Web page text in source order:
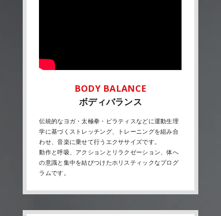
ボディバランス
伝統的なヨガ・太極拳・ピラティスなどに運動生理
学に基づくストレッチング、トレーニングを組み合
わせ、音楽に乗せて行うエクササイズです。
動作と呼吸、アクションとリラクゼーション、体へ
の意識と集中を結びつけたホリスティックなプログ
ラムです。